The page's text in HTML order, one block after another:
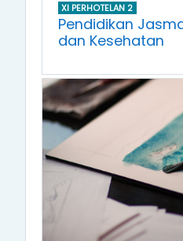
XI PERHOTELAN 2
Pendidikan
dan Kesehatan